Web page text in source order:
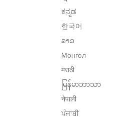
ಕನ್ನಡ
한국어
ລາວ
Монгол
मराठी
မြန်မာဘာသာ
नेपाली
ਪੰਜਾਬੀ